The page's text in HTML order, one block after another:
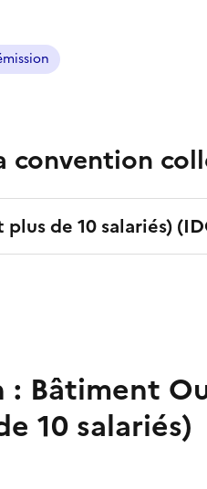
convention
de 10 salariés)
: Bâtiment
10 salariés)